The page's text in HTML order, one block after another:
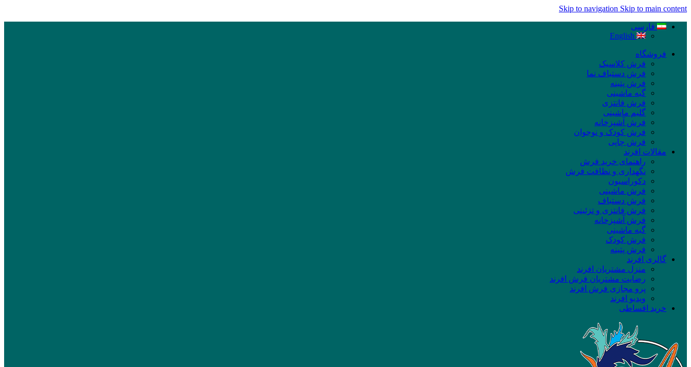
Skip to navigation Skip to main content
فارسی
English
فروشگاه
فرش کلاسیک
فرش دستباف نما
فرش پتینه
گبه ماشینی
فرش فانتزی
گلیم ماشینی
فرش آشپزخانه
فرش کودک و نوجوان
فرش چاپی
مقالات افرند
راهنمای خرید فرش
نگهداری و نظافت فرش
دکوراسیون
فرش ماشینی
فرش دستباف
فرش فانتزی و تزئینی
فرش آشپزخانه
گبه ماشینی
فرش کودک
فرش پتینه
گالری افرند
منزل مشتریان افرند
رضایت مشتریان فرش افرند
پرو مجازی فرش افرند
ویدیو افرند
خرید اقساطی